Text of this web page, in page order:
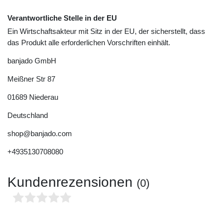
Verantwortliche Stelle in der EU
Ein Wirtschaftsakteur mit Sitz in der EU, der sicherstellt, dass
das Produkt alle erforderlichen Vorschriften einhält.
banjado GmbH
Meißner Str 87
01689 Niederau
Deutschland
shop@banjado.com
+4935130708080
Kundenrezensionen (0)